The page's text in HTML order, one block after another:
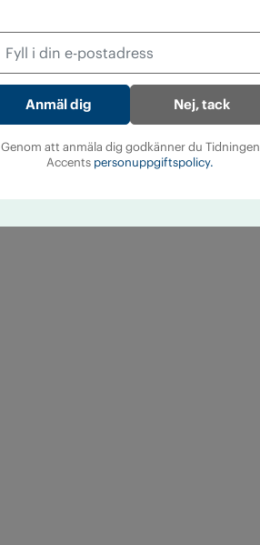
Nej, tack
Genom att anmäla dig godkänner du Tidningen
Accents personuppgiftspolicy.